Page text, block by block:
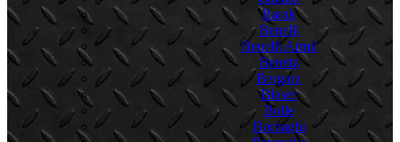
Barak
Benelli
Benelli Armii
Beretta
Bergara
Blaser
Bolle
Bornaghi